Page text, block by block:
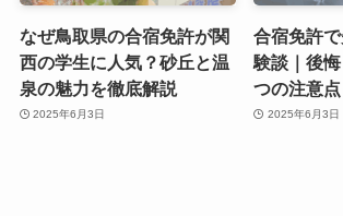
なぜ鳥取県の合宿免許が関
西の学生に人気？砂丘と温
泉の魅力を徹底解説
2025年6月3日
合宿免許
験談｜後
つの注意点
2025年6月3日